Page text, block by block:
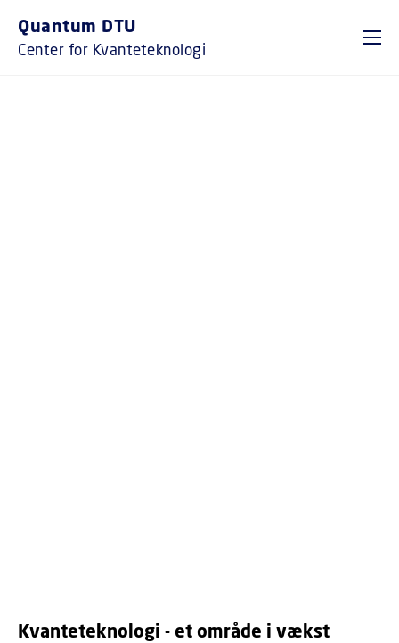
Quantum DTU
Center for Kvanteteknologi
Kvanteteknologi - et område i vækst